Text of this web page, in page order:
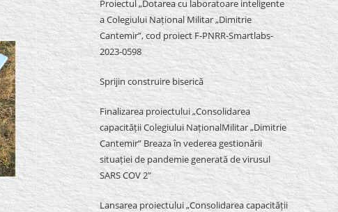
Proiectul „Dotarea cu laboratoare inteligente
a Colegiului Național Militar „Dimitrie
Cantemir”, cod proiect F-PNRR-Smartlabs-
2023-0598
Sprijin construire biserică
Finalizarea proiectului „Consolidarea
capacității Colegiului NaționalMilitar „Dimitrie
Cantemir” Breaza în vederea gestionării
situației de pandemie generată de virusul
SARS COV 2″
Lansarea proiectului „Consolidarea capacității